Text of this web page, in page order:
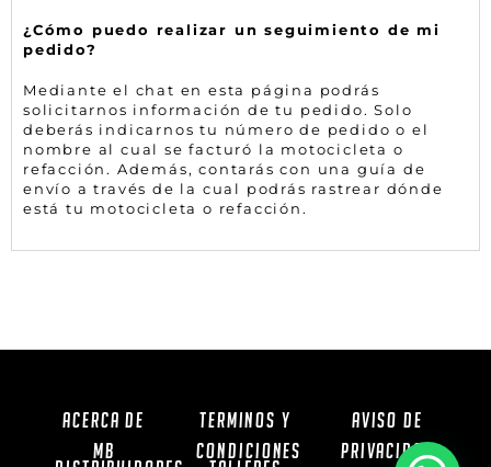
¿Cómo puedo realizar un seguimiento de mi
pedido?
Mediante el chat en esta página podrás
solicitarnos información de tu pedido. Solo
deberás indicarnos tu número de pedido o el
nombre al cual se facturó la motocicleta o
refacción. Además, contarás con una guía de
envío a través de la cual podrás rastrear dónde
está tu motocicleta o refacción.
ACERCA DE
MB
TERMINOS Y
CONDICIONES
AVISO DE
PRIVACIDAD